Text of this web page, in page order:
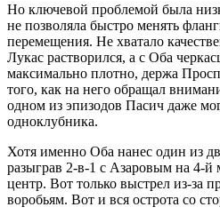
Но ключевой проблемой была
не позволяла быстро менять
перемещения. Не хватало
Лукас растворился, а с Оба
максимально плотно, держа
того, как на него обращал
одном из эпизодов Пасич даже
одноклубника.
Хотя именно Оба нанес один из
разыграв 2-в-1 с Азаровым на 4-й
центр. Вот только выстрел из-за
воробьям. Вот и вся острота со